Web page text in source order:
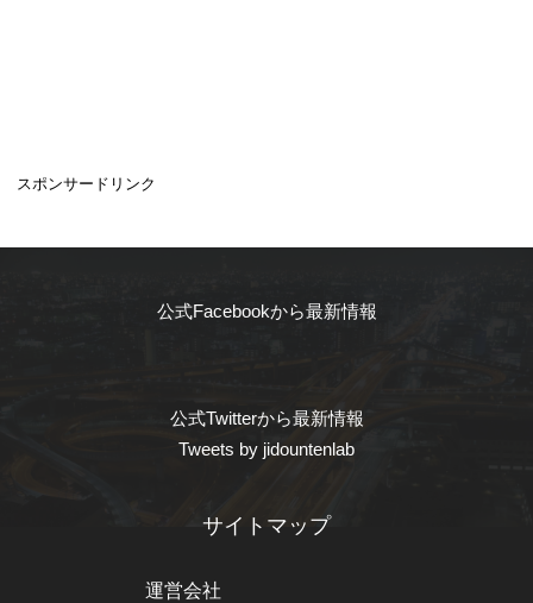
スポンサードリンク
公式Facebookから最新情報
公式Twitterから最新情報
Tweets by jidountenlab
サイトマップ
運営会社